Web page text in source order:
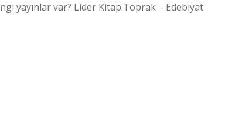
yayınlar var? Lider Kitap.Toprak – Edebiyat